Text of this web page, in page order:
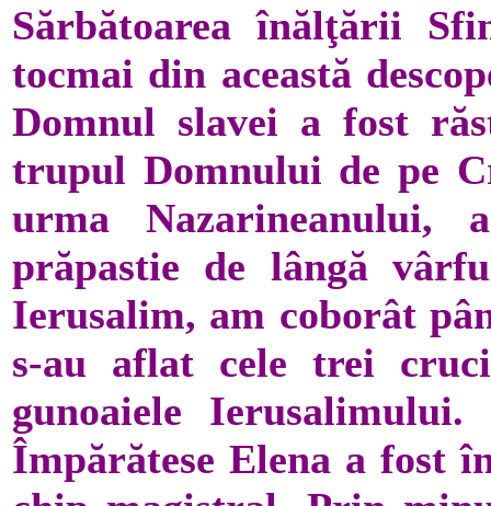
Sărbătoarea înălţării
tocmai din această
Domnul slavei a fost
trupul Domnului de pe
urma Nazarineanului,
prăpastie de lângă
Ierusalim, am coborât
s-au aflat cele trei
gunoaiele
Împărătese Elena a fost